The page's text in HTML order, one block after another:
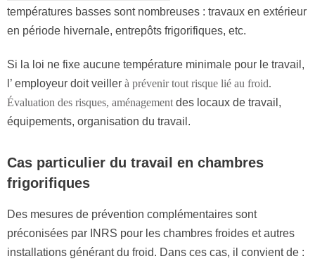
températures basses sont nombreuses : travaux en extérieur
en période hivernale, entrepôts frigorifiques, etc.
Si la loi ne fixe aucune température minimale pour le travail,
l’ employeur doit veiller à prévenir tout risque lié au froid.
Évaluation des risques, aménagement des locaux de travail,
équipements, organisation du travail.
Cas particulier du travail en chambres
frigorifiques
Des mesures de prévention complémentaires sont
préconisées par INRS pour les chambres froides et autres
installations générant du froid. Dans ces cas, il convient de :